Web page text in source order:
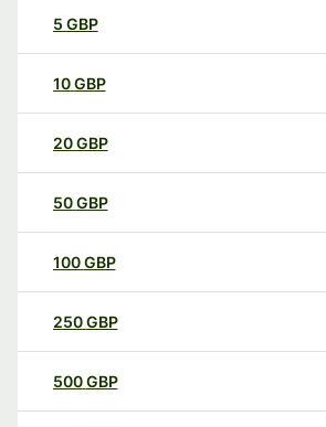
5 GBP
10GBP
20GBP
50GBP
100GBP
250GBP
500GBP